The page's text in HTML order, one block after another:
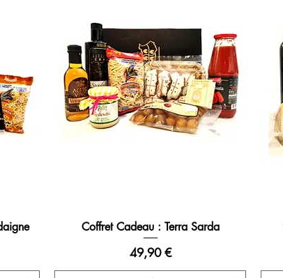
Coffret Cadeau : Terra Sarda
Prix
49,90 €